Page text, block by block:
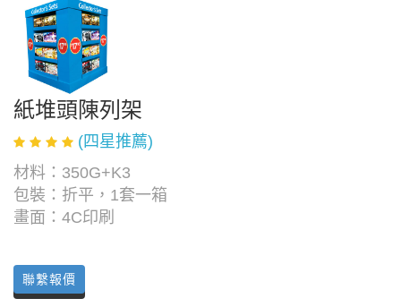
紙堆頭陳列架
(四星推薦)
材料：350G+K3
包裝：折平，1套一箱
畫面：4C印刷
聯繫報價